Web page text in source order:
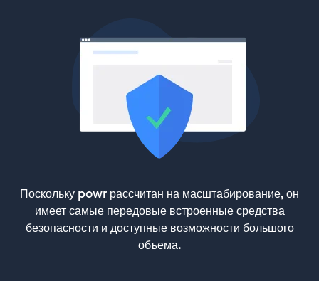
Поскольку powr рассчитан на масштабирование, он
имеет самые передовые встроенные средства
безопасности и доступные возможности большого
объема.